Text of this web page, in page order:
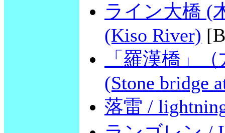
ライン大橋 (
(Kiso River)
「羅漢橋」
(Stone bridge
落雷 /